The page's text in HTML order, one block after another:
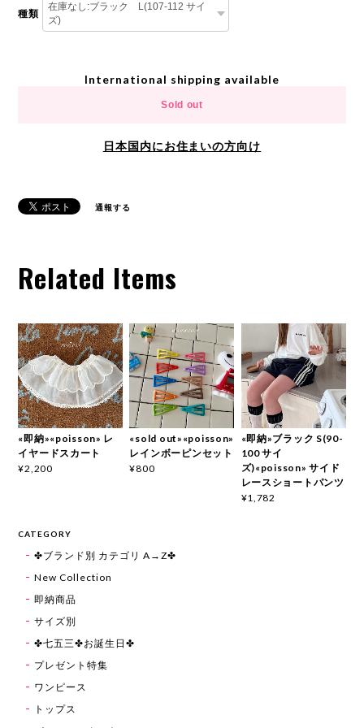
種類
International shipping available
Sold out
日本国内にお住まいの方向け
通報する
Related Items
«即納»«poisson» レ
イヤードスカート
¥2,200
«sold out»«poisson»
レインボーピンセット
¥800
«即納»ブラック S(90-
100 サイ
ズ)«poisson» サイド
レースショートパンツ
¥1,782
CATEGORY
✤ブランド別 カテゴリ A→Z✤
New Collection
即納商品
サイズ別
✤七五三✤お誕生日✤
プレゼント特集
ワンピース
トップス